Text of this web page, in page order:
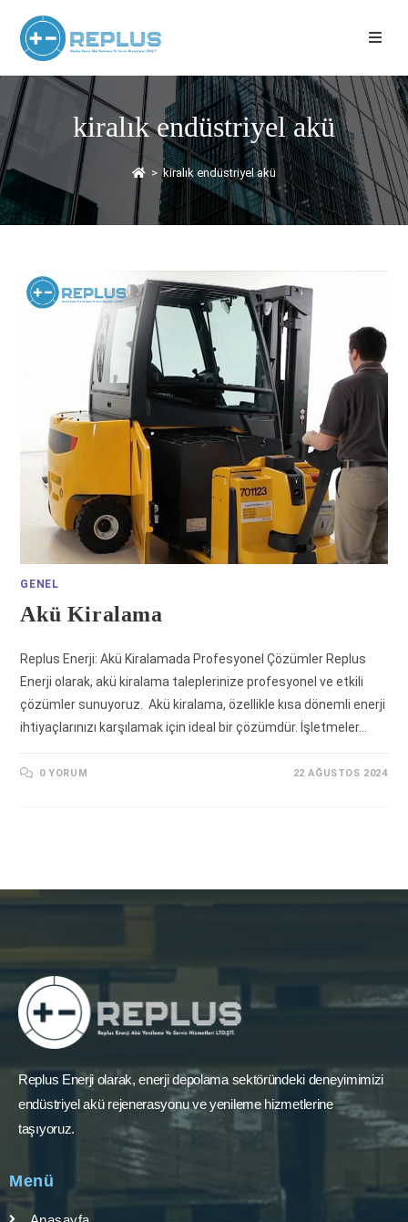
kiralık endüstriyel akü
> kiralık endüstriyel akü
GENEL
Akü Kiralama
Replus Enerji: Akü Kiralamada Profesyonel Çözümler Replus
Enerji olarak, akü kiralama taleplerinize profesyonel ve etkili
çözümler sunuyoruz. Akü kiralama, özellikle kısa dönemli enerji
ihtiyaçlarınızı karşılamak için ideal bir çözümdür. İşletmeler…
0 YORUM 22 AĞUSTOS 2024
Replus Enerji olarak, enerji depolama sektöründeki deneyimimizi
endüstriyel akü rejenerasyonu ve yenileme hizmetlerine
taşıyoruz.
Menü